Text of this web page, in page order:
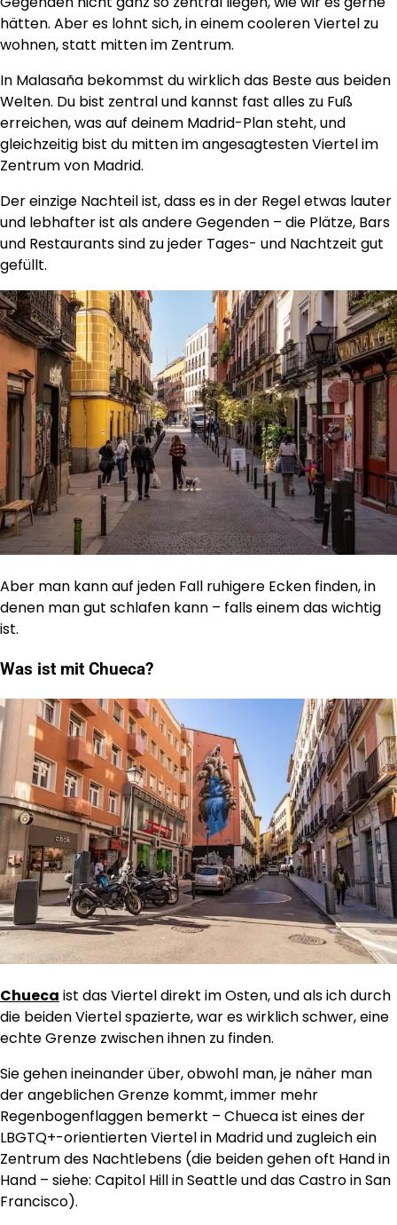
hätten. Aber es lohnt sich, in einem cooleren Viertel zu
wohnen, statt mitten im Zentrum.
In Malasaña bekommst du wirklich das Beste aus beiden
Welten. Du bist zentral und kannst fast alles zu Fuß
erreichen, was auf deinem Madrid-Plan steht, und
gleichzeitig bist du mitten im angesagtesten Viertel im
Zentrum von Madrid.
Der einzige Nachteil ist, dass es in der Regel etwas lauter
und lebhafter ist als andere Gegenden – die Plätze, Bars
und Restaurants sind zu jeder Tages- und Nachtzeit gut
gefüllt.
Aber man kann auf jeden Fall ruhigere Ecken finden, in
denen man gut schlafen kann – falls einem das wichtig
ist.
Was ist mit Chueca?
Chueca ist das Viertel direkt im Osten, und als ich durch
die beiden Viertel spazierte, war es wirklich schwer, eine
echte Grenze zwischen ihnen zu finden.
Sie gehen ineinander über, obwohl man, je näher man
der angeblichen Grenze kommt, immer mehr
Regenbogenflaggen bemerkt – Chueca ist eines der
LBGTQ+-orientierten Viertel in Madrid und zugleich ein
Zentrum des Nachtlebens (die beiden gehen oft Hand in
Hand – siehe: Capitol Hill in Seattle und das Castro in San
Francisco).